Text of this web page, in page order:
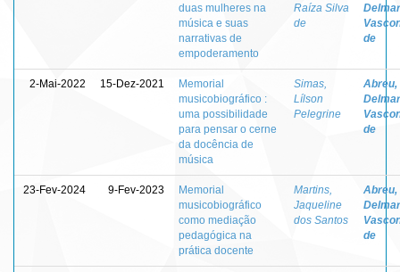
duas mulheres na
música e suas
narrativas de
empoderamento
Raíza Silva
de
de
2-Mai-2022 15-Dez-2021
Memorial
musicobiográfico :
uma possibilidade
para pensar o cerne
da docência de
música
Simas,
Lílson
Pelegrine
Abreu,
de
23-Fev-2024 9-Fev-2023
Memorial
musicobiográfico
como mediação
pedagógica na
prática docente
Martins,
Jaqueline
dos Santos
Abreu,
de